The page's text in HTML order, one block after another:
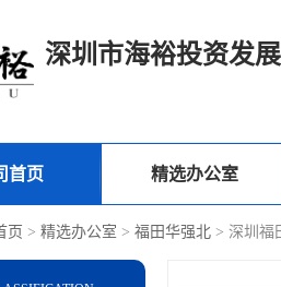
深圳市海裕投资发
首页 精选办公室
页 > 精选办公室 > 福田华强北 > 深圳福